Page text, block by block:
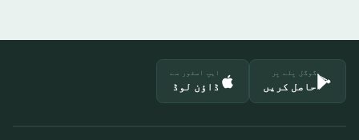
گوگل پلے پر
حاصل کریں
ایپ اسٹور سے
ڈاؤن لوڈ